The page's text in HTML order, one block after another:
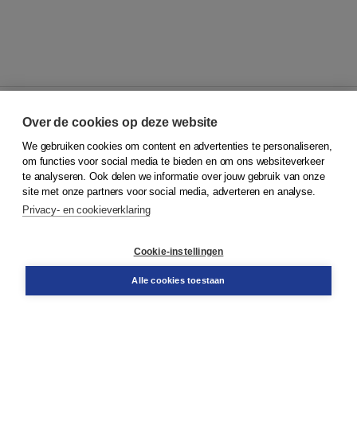
© 2026Koninklijke Boom uitgevers
Klantenservice
Service & informatie
Contact
Over de cookies op deze website
We gebruiken cookies om content en advertenties te personaliseren,
om functies voor social media te bieden en om ons websiteverkeer
te analyseren. Ook delen we informatie over jouw gebruik van onze
site met onze partners voor social media, adverteren en analyse.
Privacy- en cookieverklaring
Cookie-instellingen
Alle cookies toestaan